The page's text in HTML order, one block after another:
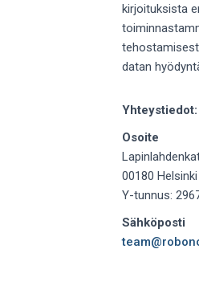
kirjoituksista
datan
Yhteystiedot:
Osoite
00180 Helsinki
Y-tunnus:
Sähköposti